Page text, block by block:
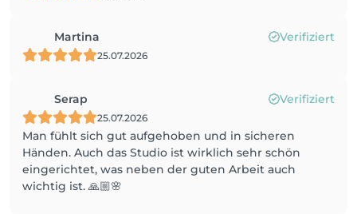
Martina Verifiziert
25.07.2026
Serap Verifiziert
25.07.2026
Man fühlt sich gut aufgehoben und in sicheren
Händen. Auch das Studio ist wirklich sehr schön
eingerichtet, was neben der guten Arbeit auch
wichtig ist. 🙏🏼🌸